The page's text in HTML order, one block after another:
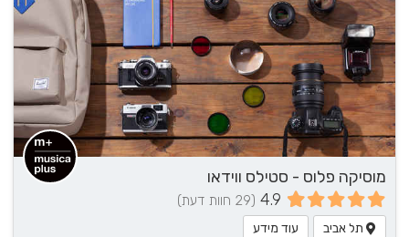
מוסיקה פלוס - סטילס ווידאו
4.9 (29 חוות דעת)
תל אביב עוד מידע